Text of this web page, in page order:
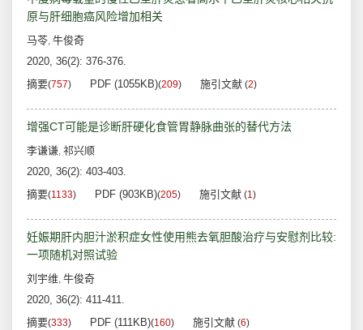
原与肝细胞癌风险增加相关
马苓, 牛俊奇
2020, 36(2): 376-376.
摘要(757) PDF (1055KB)(209) 施引文献 (2)
增强CT可能是诊断肝硬化食管胃静脉曲张的替代方法
李谦谦, 祁兴顺
2020, 36(2): 403-403.
摘要(1133) PDF (903KB)(205) 施引文献 (1)
妊娠期肝内胆汁淤积症女性使用熊去氧胆酸治疗与安慰剂比较:
一项随机对照试验
刘宇维, 牛俊奇
2020, 36(2): 411-411.
摘要(333) PDF (111KB)(160) 施引文献 (6)